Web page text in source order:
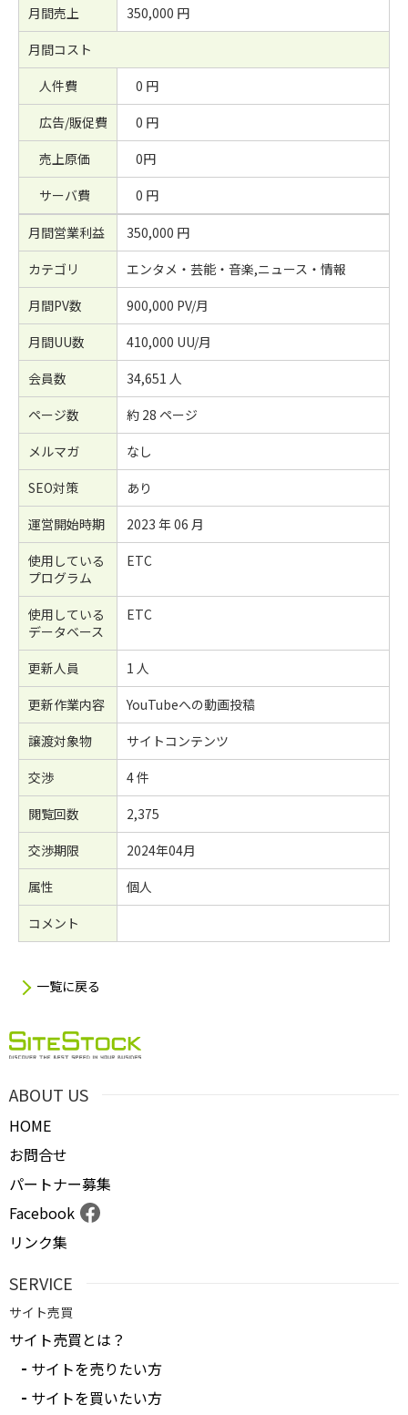
月間売上
350,000 円
月間コスト
人件費
0 円
広告/販促費
0 円
売上原価
0円
サーバ費
0 円
月間営業利益
350,000 円
カテゴリ
エンタメ・芸能・音楽,ニュース・情報
月間PV数
900,000 PV/月
月間UU数
410,000 UU/月
会員数
34,651 人
ページ数
約 28 ページ
メルマガ
なし
SEO対策
あり
運営開始時期
2023 年 06 月
使用している
プログラム
ETC
使用している
データベース
ETC
更新人員
1 人
更新作業内容
YouTubeへの動画投稿
譲渡対象物
サイトコンテンツ
交渉
4 件
閲覧回数
2,375
交渉期限
2024年04月
属性
個人
コメント
一覧に戻る
ABOUT US
HOME
お問合せ
パートナー募集
Facebook
リンク集
SERVICE
サイト売買
サイト売買とは？
サイトを売りたい方
サイトを買いたい方